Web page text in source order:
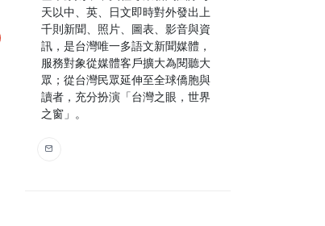
天以中、英、日文即時對外發出上
千則新聞、照片、圖表、影音與資
訊，是台灣唯一多語文新聞媒體，
服務對象從媒體客戶擴大為閱聽大
眾；從台灣民眾延伸至全球僑胞與
讀者，充分扮演「台灣之眼，世界
之窗」。